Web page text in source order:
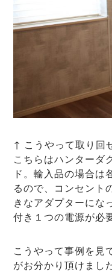
↑ こうやって取り回
こちらはハンターダ
ド。輸入品の場合は
るので、コンセント
きなアダプターにな
付き１つの電源が必
こうやって事例を見
がお分かり頂けまし